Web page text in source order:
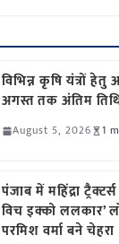
विभिन्न कृषि यंत्रों
अगस्त तक अंतिम
August 5, 2026 1
पंजाब में महिंद्रा
विच इक्को ललकार’
परमिश वर्मा बने चेहरा